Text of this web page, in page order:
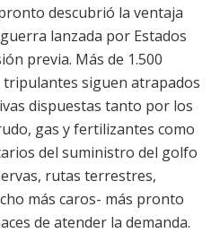
descubrió la ventaja
lanzada por Estados
previa. Más de 1.500
tripulantes siguen atrapados
dispuestas tanto por los
gas y fertilizantes como
del suministro del golfo
rutas terrestres,
más caros- más pronto
de atender la demanda.